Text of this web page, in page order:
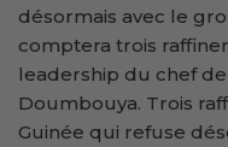
désormais avec le
comptera trois
leadership du chef de
Doumbouya. Trois
Guinée qui refuse